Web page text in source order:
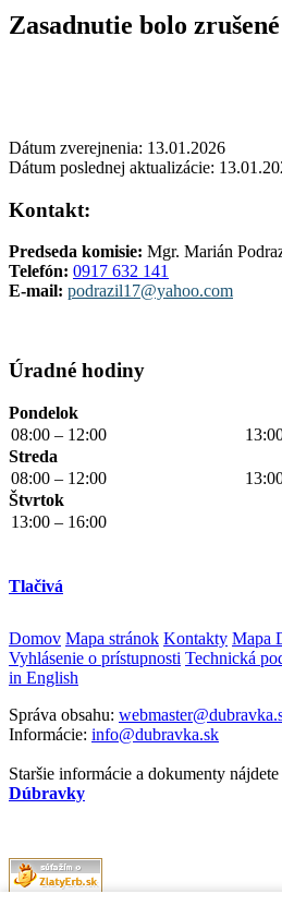
Zasadnutie bolo zrušené
Dátum zverejnenia: 13.01.2026
Dátum poslednej aktualizácie:
Kontakt:
Predseda komisie: Mgr. Marián
Telefón: 0917 632 141
E-mail: podrazil17@yahoo.com
Úradné hodiny
Pondelok
08:00 – 12:00
Streda
08:00 – 12:00
Štvrtok
13:00 – 16:00
Tlačivá
Domov Mapa stránok Kontakty Mapa
Vyhlásenie o prístupnosti Technická
in English
Správa obsahu:
Informácie: info@dubravka.sk
Staršie informácie a dokumenty nájdete
Dúbravky